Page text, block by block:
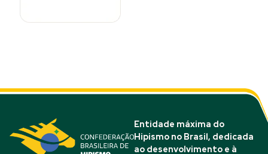
Entidade máxima do
Hipismo no Brasil, dedicada
ao desenvolvimento e à